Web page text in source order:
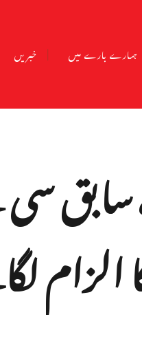
ہمارے بارے میں خبریں
سی